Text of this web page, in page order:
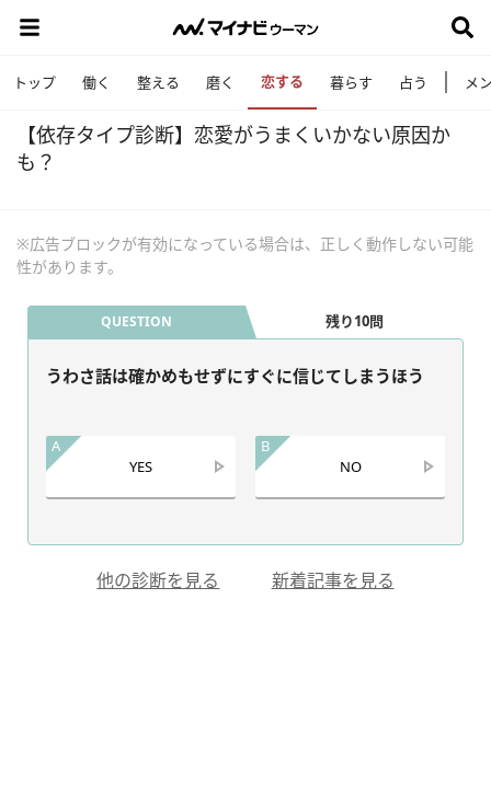
トップ 働く 整える 磨く 恋する 暮らす 占う メ
【依存タイプ診断】恋愛がうまくいかない原因か
も？
※広告ブロックが有効になっている場合は、正しく動作しない可能
性があります。
QUESTION 残り10問
うわさ話は確かめもせずにすぐに信じてしまうほう
A
YES
B
NO
他の診断を見る 新着記事を見る